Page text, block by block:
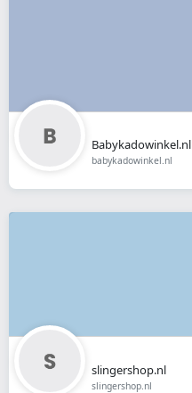
Babykadowinkel.nl
babykadowinkel.nl
slingershop.nl
slingershop.nl